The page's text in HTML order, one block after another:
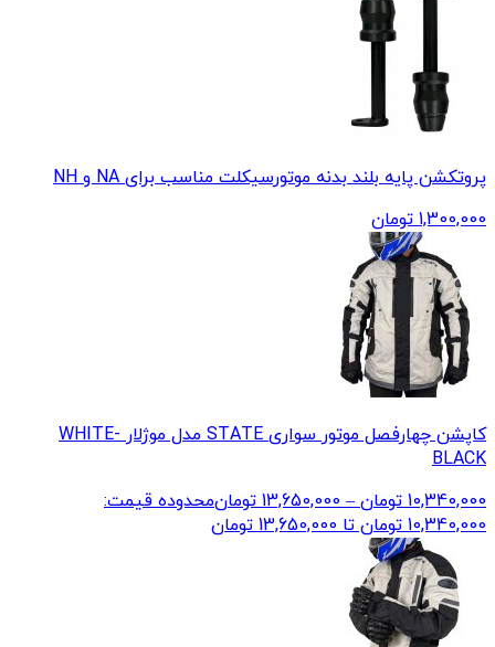
پروتکشن پایه بلند بدنه موتورسیکلت مناسب برای NA و NH
1,300,000 تومان
کاپشن چهارفصل موتور سواری STATE مدل موژلار WHITE-
BLACK
10,340,000 تومان –
13,650,000 تومانمحدوده قیمت:
10,340,000 تومان تا 13,650,000 تومان